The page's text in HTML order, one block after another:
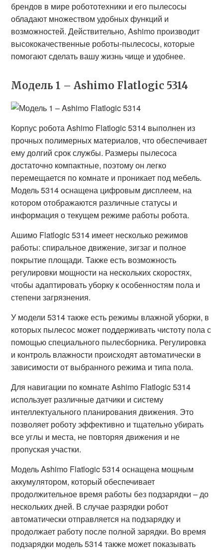
брендов в мире робототехники и его пылесосы
обладают множеством удобных функций и
возможностей. Действительно, Ashimo производит
высококачественные роботы-пылесосы, которые
помогают сделать вашу жизнь чище и удобнее.
Модель 1 – Ashimo Flatlogic 5314
Корпус робота Ashimo Flatlogic 5314 выполнен из
прочных полимерных материалов, что обеспечивает
ему долгий срок службы. Размеры пылесоса
достаточно компактные, поэтому он легко
перемещается по комнате и проникает под мебель.
Модель 5314 оснащена цифровым дисплеем, на
котором отображаются различные статусы и
информация о текущем режиме работы робота.
Ашимо Flatlogic 5314 имеет несколько режимов
работы: спиральное движение, зигзаг и полное
покрытие площади. Также есть возможность
регулировки мощности на нескольких скоростях,
чтобы адаптировать уборку к особенностям пола и
степени загрязнения.
У модели 5314 также есть режимы влажной уборки, в
которых пылесос может поддерживать чистоту пола с
помощью специального пылесборника. Регулировка
и контроль влажности происходят автоматически в
зависимости от выбранного режима и типа пола.
Для навигации по комнате Ashimo Flatlogic 5314
использует различные датчики и систему
интеллектуального планирования движения. Это
позволяет роботу эффективно и тщательно убирать
все углы и места, не повторяя движения и не
пропуская участки.
Модель Ashimo Flatlogic 5314 оснащена мощным
аккумулятором, который обеспечивает
продолжительное время работы без подзарядки – до
нескольких дней. В случае разрядки робот
автоматически отправляется на подзарядку и
продолжает работу после полной зарядки. Во время
подзарядки модель 5314 также может показывать